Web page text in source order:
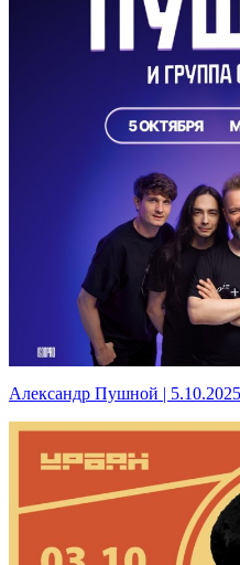
Александр Пушной |